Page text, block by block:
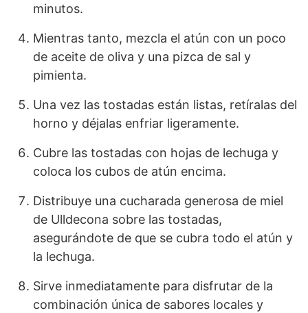
minutos.
Mientras tanto, mezcla el atún con un poco
de aceite de oliva y una pizca de sal y
pimienta.
Una vez las tostadas están listas, retíralas del
horno y déjalas enfriar ligeramente.
Cubre las tostadas con hojas de lechuga y
coloca los cubos de atún encima.
Distribuye una cucharada generosa de miel
de Ulldecona sobre las tostadas,
asegurándote de que se cubra todo el atún y
la lechuga.
Sirve inmediatamente para disfrutar de la
combinación única de sabores locales y